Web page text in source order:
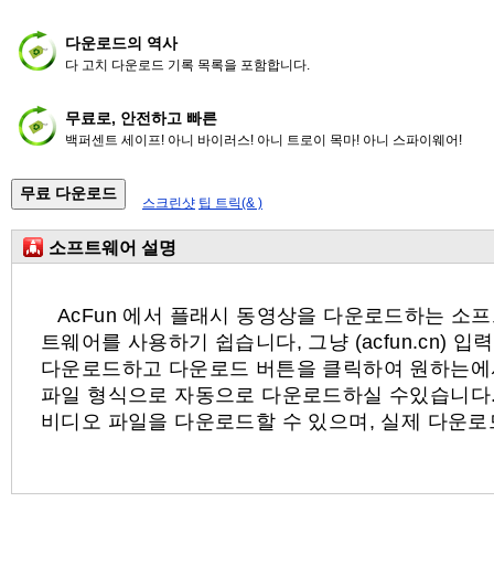
다운로드의 역사
다 고치 다운로드 기록 목록을 포함합니다.
무료로, 안전하고 빠른
백퍼센트 세이프! 아니 바이러스! 아니 트로이 목마! 아니 스파이웨어!
스크린샷 팁 트릭(& )
소프트웨어 설명
AcFun 에서 플래시 동영상을 다운로드하는 소
트웨어를 사용하기 쉽습니다, 그냥 (acfun.cn) 입
다운로드하고 다운로드 버튼을 클릭하여 원하는
파일 형식으로 자동으로 다운로드하실 수있습니
비디오 파일을 다운로드할 수 있으며, 실제 다운